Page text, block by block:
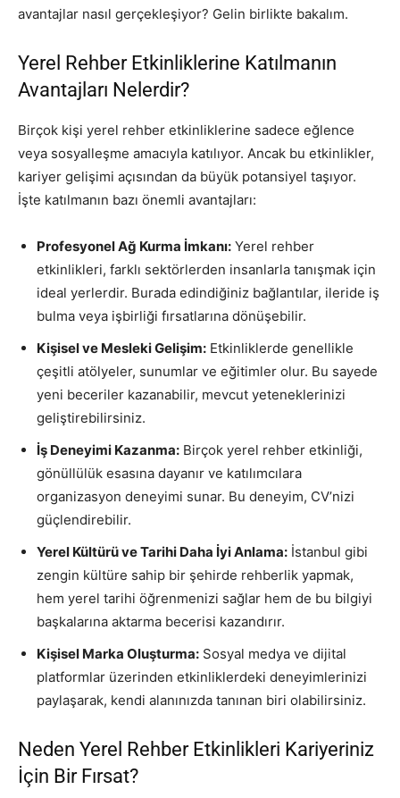
avantajlar nasıl gerçekleşiyor? Gelin birlikte bakalım.
Yerel Rehber Etkinliklerine Katılmanın
Avantajları Nelerdir?
Birçok kişi yerel rehber etkinliklerine sadece eğlence
veya sosyalleşme amacıyla katılıyor. Ancak bu etkinlikler,
kariyer gelişimi açısından da büyük potansiyel taşıyor.
İşte katılmanın bazı önemli avantajları:
Profesyonel Ağ Kurma İmkanı: Yerel rehber
etkinlikleri, farklı sektörlerden insanlarla tanışmak için
ideal yerlerdir. Burada edindiğiniz bağlantılar, ileride iş
bulma veya işbirliği fırsatlarına dönüşebilir.
Kişisel ve Mesleki Gelişim: Etkinliklerde genellikle
çeşitli atölyeler, sunumlar ve eğitimler olur. Bu sayede
yeni beceriler kazanabilir, mevcut yeteneklerinizi
geliştirebilirsiniz.
İş Deneyimi Kazanma: Birçok yerel rehber etkinliği,
gönüllülük esasına dayanır ve katılımcılara
organizasyon deneyimi sunar. Bu deneyim, CV’nizi
güçlendirebilir.
Yerel Kültürü ve Tarihi Daha İyi Anlama: İstanbul gibi
zengin kültüre sahip bir şehirde rehberlik yapmak,
hem yerel tarihi öğrenmenizi sağlar hem de bu bilgiyi
başkalarına aktarma becerisi kazandırır.
Kişisel Marka Oluşturma: Sosyal medya ve dijital
platformlar üzerinden etkinliklerdeki deneyimlerinizi
paylaşarak, kendi alanınızda tanınan biri olabilirsiniz.
Neden Yerel Rehber Etkinlikleri Kariyeriniz
İçin Bir Fırsat?